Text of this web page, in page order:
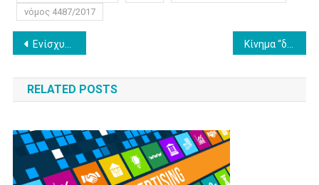
νόμος 4487/2017
Post
navigation
Ενίσχυση του Τύπου… μέσω της μεταφοράς του!
RELATED POSTS